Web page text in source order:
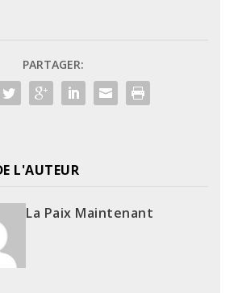
PARTAGER:
L'AUTEUR
La Paix Maintenant